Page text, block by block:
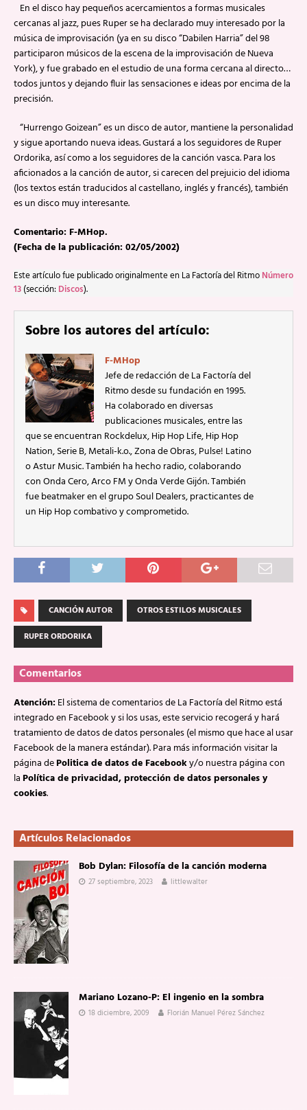
En el disco hay pequeños acercamientos a formas musicales
cercanas al jazz, pues Ruper se ha declarado muy interesado por la
música de improvisación (ya en su disco “Dabilen Harria” del 98
participaron músicos de la escena de la improvisación de Nueva
York), y fue grabado en el estudio de una forma cercana al directo…
todos juntos y dejando fluir las sensaciones e ideas por encima de la
precisión.
“Hurrengo Goizean” es un disco de autor, mantiene la personalidad
y sigue aportando nueva ideas. Gustará a los seguidores de Ruper
Ordorika, así como a los seguidores de la canción vasca. Para los
aficionados a la canción de autor, si carecen del prejuicio del idioma
(los textos están traducidos al castellano, inglés y francés), también
es un disco muy interesante.
Comentario: F-MHop.
(Fecha de la publicación: 02/05/2002)
Este artículo fue publicado originalmente en La Factoría del Ritmo Número
13 (sección: Discos).
Sobre los autores del artículo:
F-MHop
Jefe de redacción de La Factoría del
Ritmo desde su fundación en 1995.
Ha colaborado en diversas
publicaciones musicales, entre las
que se encuentran Rockdelux, Hip Hop Life, Hip Hop
Nation, Serie B, Metali-k.o., Zona de Obras, Pulse! Latino
o Astur Music. También ha hecho radio, colaborando
con Onda Cero, Arco FM y Onda Verde Gijón. También
fue beatmaker en el grupo Soul Dealers, practicantes de
un Hip Hop combativo y comprometido.
CANCIÓN AUTOR
OTROS ESTILOS MUSICALES
RUPER ORDORIKA
Comentarios
Atención:El sistema de comentarios de La Factoría del Ritmo está
integrado en Facebook y si los usas, este servicio recogerá y hará
tratamiento de datos de datos personales (el mismo que hace al usar
Facebook de la manera estándar). Para más información visitar la
página dePolitica de datos de Facebooky/o nuestra página con
laPolítica de privacidad, protección de datos personales y
cookies.
Artículos Relacionados
Bob Dylan: Filosofía de la canción moderna
27 septiembre, 2023 littlewalter
Mariano Lozano-P: El ingenio en la sombra
18 diciembre, 2009 Florián Manuel Pérez Sánchez